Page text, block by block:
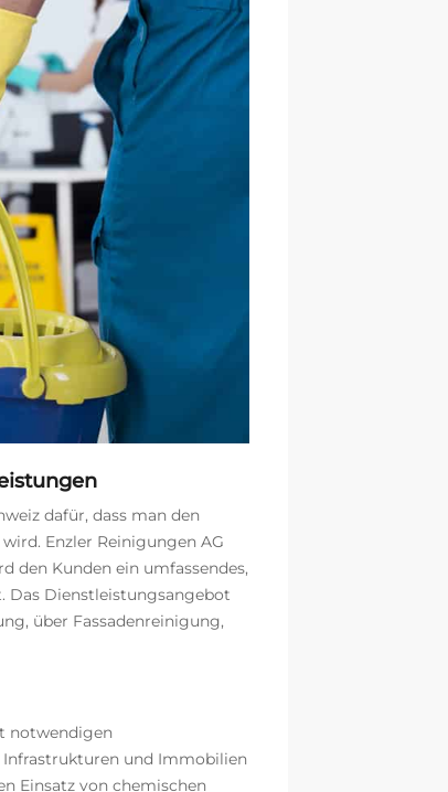
dafür, dass man den
Enzler Reinigungen AG
den Kunden ein umfassendes,
Das Dienstleistungsangebot
über Fassadenreinigung,
notwendigen
und Immobilien
Einsatz von chemischen